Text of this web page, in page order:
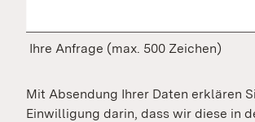
Ihre Anfrage (max. 500 Zeichen)
Mit Absendung Ihrer Daten erklären
Einwilligung darin, dass wir diese in